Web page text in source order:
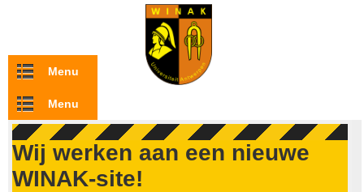
Overslaan en naar de inhoud gaan
Menu
Menu
Wij werken aan een nieuwe
WINAK-site!